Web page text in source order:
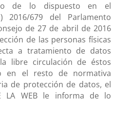
de lo dispuesto en el
2016/679 del Parlamento
de 27 de abril de 2016
de las personas físicas
a tratamiento de datos
libre circulación de éstos
en el resto de normativa
de protección de datos, el
LA WEB le informa de lo